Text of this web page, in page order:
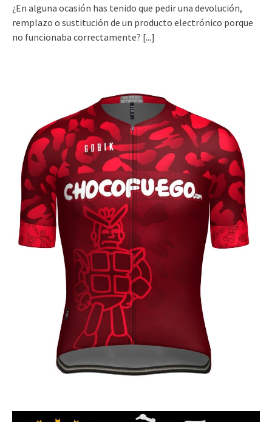
¿En alguna ocasión has tenido que pedir una devolución,
remplazo o sustitución de un producto electrónico porque
no funcionaba correctamente? [...]